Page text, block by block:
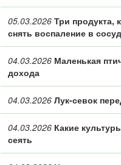
05.03.2026 Три продукта,
снять воспаление в
04.03.2026 Маленькая
дохода
04.03.2026 Лук-севок
04.03.2026 Какие
сеять